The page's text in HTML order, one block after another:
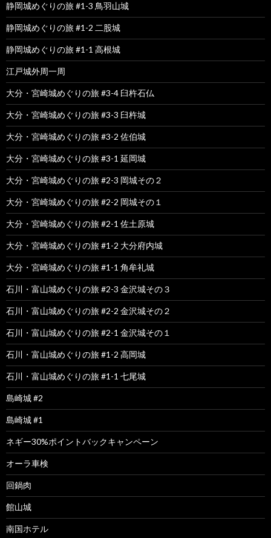
静岡城めぐりの旅 #1-3 鳥羽山城
静岡城めぐりの旅 #1-2 二股城
静岡城めぐりの旅 #1-1 高根城
江戸城外周一周
大分・宮崎城めぐりの旅 #3-4 臼杵石仏
大分・宮崎城めぐりの旅 #3-3 臼杵城
大分・宮崎城めぐりの旅 #3-2 佐伯城
大分・宮崎城めぐりの旅 #3-1 延岡城
大分・宮崎城めぐりの旅 #2-3 岡城その２
大分・宮崎城めぐりの旅 #2-2 岡城その１
大分・宮崎城めぐりの旅 #2-1 佐土原城
大分・宮崎城めぐりの旅 #1-2 大分府内城
大分・宮崎城めぐりの旅 #1-1 角牟礼城
石川・富山城めぐりの旅 #2-3 金沢城その３
石川・富山城めぐりの旅 #2-2 金沢城その２
石川・富山城めぐりの旅 #2-1 金沢城その１
石川・富山城めぐりの旅 #1-2 高岡城
石川・富山城めぐりの旅 #1-1 七尾城
島崎城 #2
島崎城 #1
ネギー30%ポイントバックキャンペーン
オーラ車検
回鍋肉
館山城
南国ホテル